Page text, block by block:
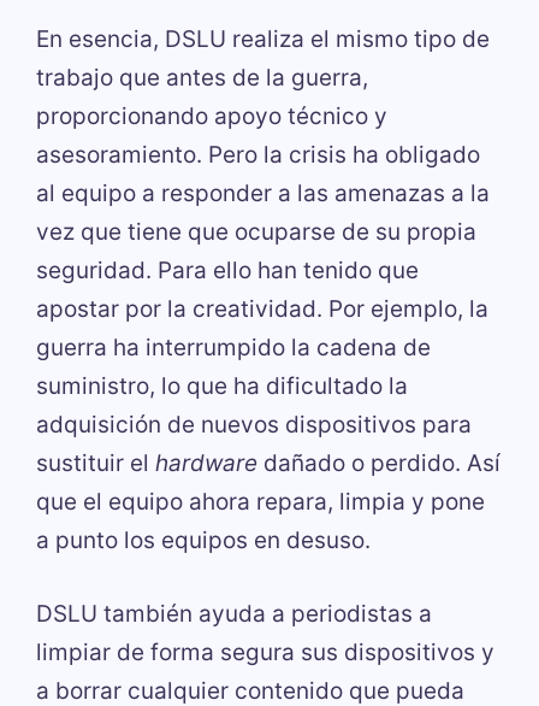
En esencia, DSLU realiza el mismo tipo de
trabajo que antes de la guerra,
proporcionando apoyo técnico y
asesoramiento. Pero la crisis ha obligado
al equipo a responder a las amenazas a la
vez que tiene que ocuparse de su propia
seguridad. Para ello han tenido que
apostar por la creatividad. Por ejemplo, la
guerra ha interrumpido la cadena de
suministro, lo que ha dificultado la
adquisición de nuevos dispositivos para
sustituir el hardware dañado o perdido. Así
que el equipo ahora repara, limpia y pone
a punto los equipos en desuso.
DSLU también ayuda a periodistas a
limpiar de forma segura sus dispositivos y
a borrar cualquier contenido que pueda